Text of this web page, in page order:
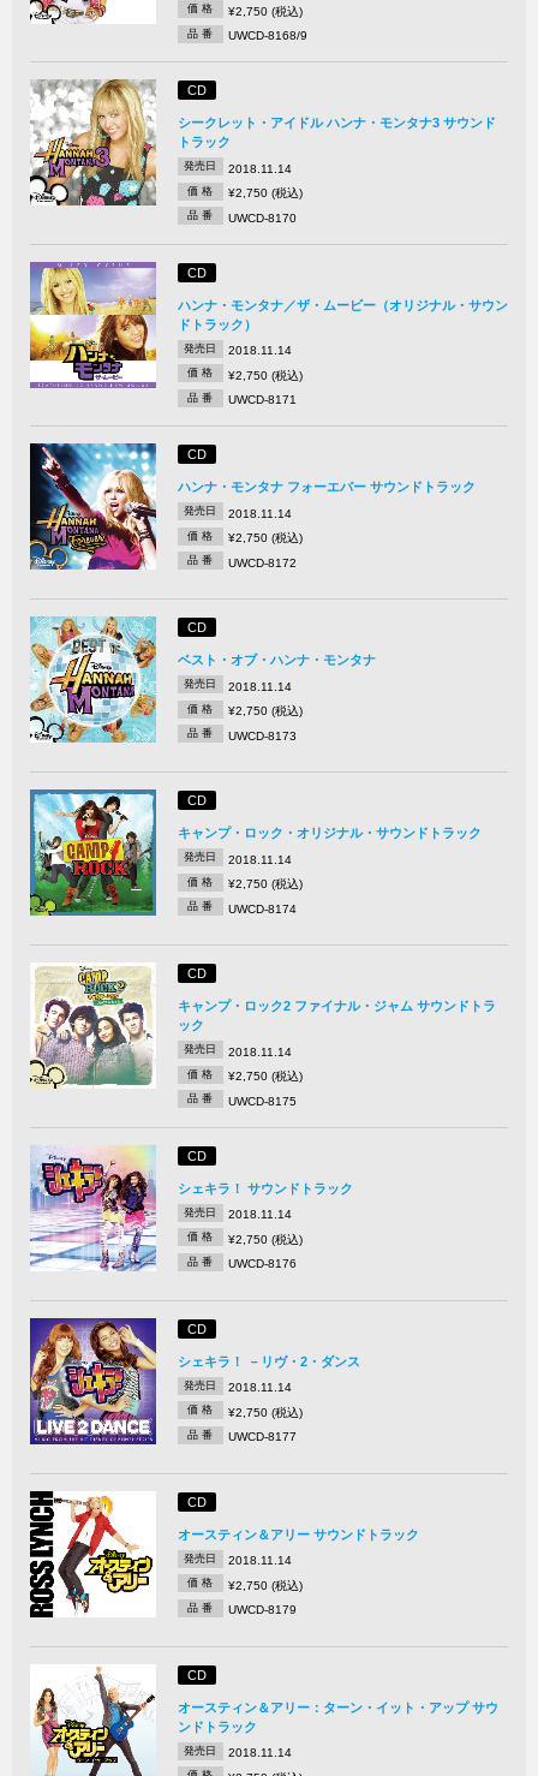
価 格 ¥2,750 (税込)
品 番 UWCD-8168/9
CD
シークレット・アイドル ハンナ・モンタナ3 サウンド
トラック
発売日 2018.11.14
価 格 ¥2,750 (税込)
品 番 UWCD-8170
CD
ハンナ・モンタナ／ザ・ムービー（オリジナル・サウン
ドトラック）
発売日 2018.11.14
価 格 ¥2,750 (税込)
品 番 UWCD-8171
CD
ハンナ・モンタナ フォーエバー サウンドトラック
発売日 2018.11.14
価 格 ¥2,750 (税込)
品 番 UWCD-8172
CD
ベスト・オブ・ハンナ・モンタナ
発売日 2018.11.14
価 格 ¥2,750 (税込)
品 番 UWCD-8173
CD
キャンプ・ロック・オリジナル・サウンドトラック
発売日 2018.11.14
価 格 ¥2,750 (税込)
品 番 UWCD-8174
CD
キャンプ・ロック2 ファイナル・ジャム サウンドトラ
ック
発売日 2018.11.14
価 格 ¥2,750 (税込)
品 番 UWCD-8175
CD
シェキラ！ サウンドトラック
発売日 2018.11.14
価 格 ¥2,750 (税込)
品 番 UWCD-8176
CD
シェキラ！ －リヴ・2・ダンス
発売日 2018.11.14
価 格 ¥2,750 (税込)
品 番 UWCD-8177
CD
オースティン＆アリー サウンドトラック
発売日 2018.11.14
価 格 ¥2,750 (税込)
品 番 UWCD-8179
CD
オースティン＆アリー：ターン・イット・アップ サウ
ンドトラック
発売日 2018.11.14